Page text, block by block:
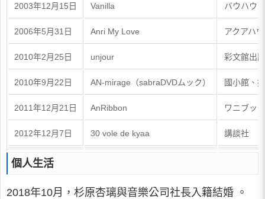
2003年12月15日 Vanilla バウハウ
2006年5月31日 Anri My Love アクアハ
2010年2月25日 unjour 彩文館出
2010年9月22日 AN-mirage（sabraDVDムック） 國小館、
2011年12月21日 AnRibbon ワニブッ
2012年12月7日 30 vole de kyaa 講談社
個人生活
2018年10月，杉原杏璃與音樂公司社長入籍結婚 。